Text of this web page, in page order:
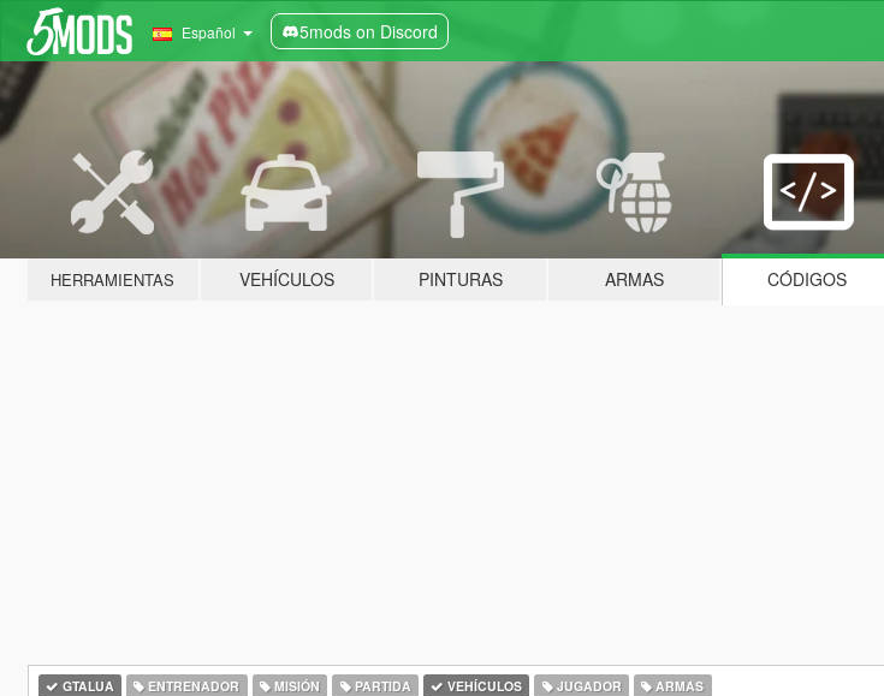
Español 5mods on Discord
HERRAMIENTAS VEHÍCULOS PINTURAS ARMAS CÓDIGOS
GTALUA ENTRENADOR MISIÓN PARTIDA VEHÍCULOS JUGADOR ARMAS